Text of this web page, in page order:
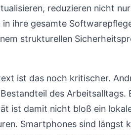
reduzieren nicht
ihre gesamte
strukturellen
ist das noch kritischer.
des
ist damit nicht bloß ein
Smartphones sind längst